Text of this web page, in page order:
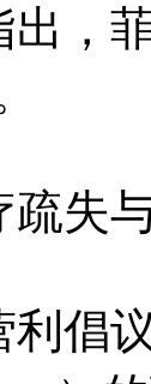
出，
疏失
利倡